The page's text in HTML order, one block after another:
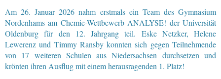
Am 26. Januar 2026 nahm erstmals ein Team des Gymnasium
Nordenhams am Chemie-Wettbewerb ANALYSE! der Universität
Oldenburg für den 12. Jahrgang teil. Eske Netzker, Helene
Lewerenz und Timmy Ransby konnten sich gegen Teilnehmende
von 17 weiteren Schulen aus Niedersachsen durchsetzen und
krönten ihren Ausflug mit einem herausragenden 1. Platz!